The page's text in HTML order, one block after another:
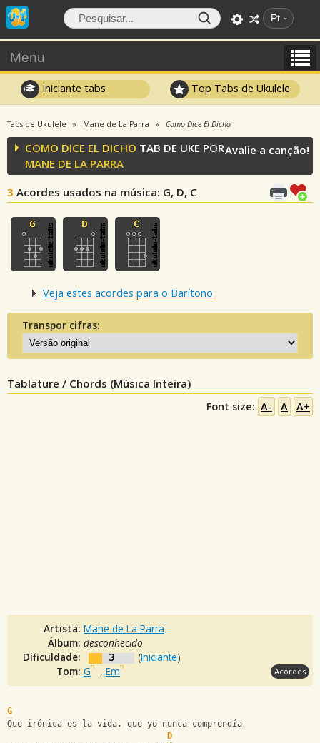
Pt
Menu
Iniciante tabs Top Tabs de Ukulele
Tabs de Ukulele Mane de La Parra Como Dice El Dicho
COMO DICE EL DICHO TAB DE UKE POR
MANE DE LA PARRA
3 Acordes usados na música: G, D, C
Avalie a canção!
Veja estes acordes para o Barítono
Transpor cifras:
Tablature / Chords (Música Inteira)
Font size: A- A A+
Artista: Mane de La Parra
Álbum: desconhecido
Dificuldade:
3 (Iniciante)
Tom: G , Em Acordes
G
Que irónica es la vida, que yo nunca comprendía
D